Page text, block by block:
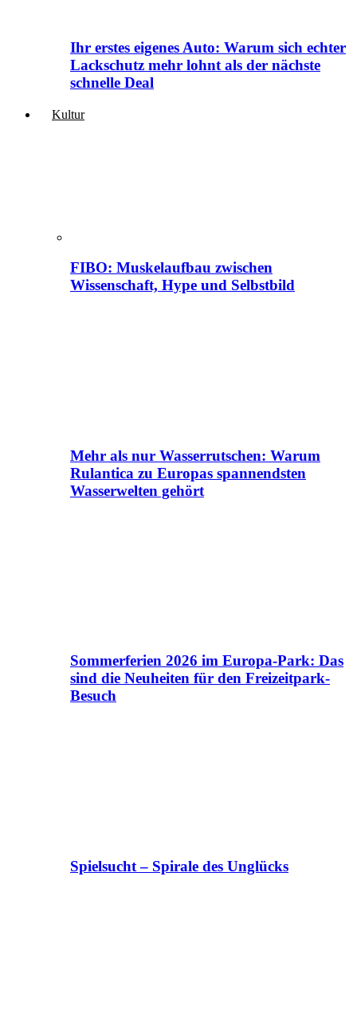
Ihr erstes eigenes Auto: Warum sich echter
Lackschutz mehr lohnt als der nächste
schnelle Deal
Kultur
FIBO: Muskelaufbau zwischen
Wissenschaft, Hype und Selbstbild
Mehr als nur Wasserrutschen: Warum
Rulantica zu Europas spannendsten
Wasserwelten gehört
Sommerferien 2026 im Europa-Park: Das
sind die Neuheiten für den Freizeitpark-
Besuch
Spielsucht – Spirale des Unglücks